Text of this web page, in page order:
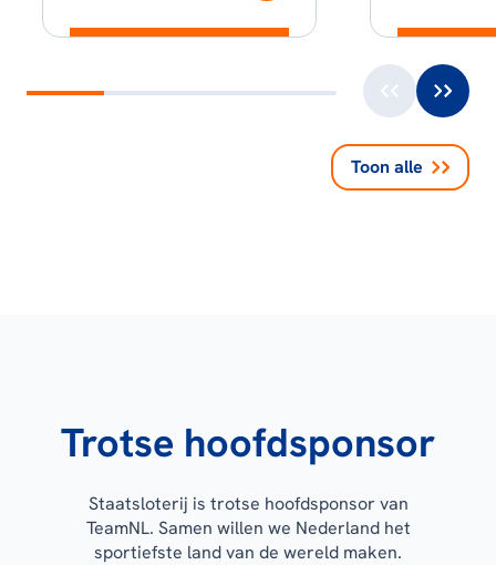
Toon alle
Trotse hoofdsponsor
Staatsloterij is trotse hoofdsponsor van
TeamNL. Samen willen we Nederland het
sportiefste land van de wereld maken.